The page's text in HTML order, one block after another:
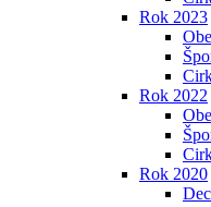
Rok 2023
Rok 2022
Rok 2020